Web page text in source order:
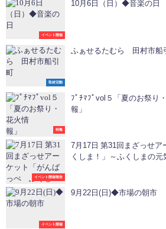
イベント開催
10月6日（日）◆音楽の日
取材活動
ふぁせるたむら 田村市船
特集
ﾌﾟﾁﾏﾌﾟvol５「夏のお祭り
イベント開催報告
7月17日 第31回まざっせ
くしま！」～ふくしまの元
イベント開催
9月22日(日)◆市場の朝市